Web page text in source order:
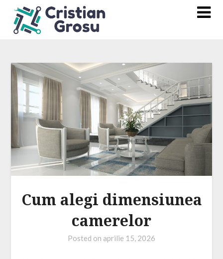
Cum alegi dimensiunea
camerelor
Posted on aprilie 15, 2026